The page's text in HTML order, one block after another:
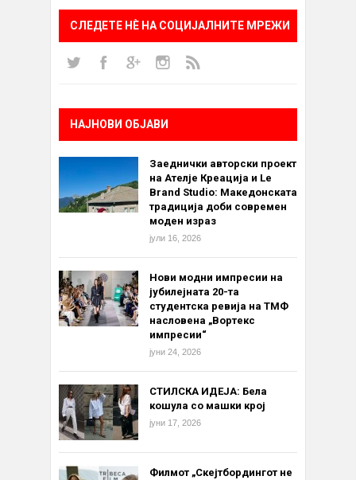
СЛЕДЕТЕ НÈ НА СОЦИЈАЛНИТЕ МРЕЖИ
НАЈНОВИ ОБЈАВИ
Заеднички авторски проект
на Ателје Креација и Le
Brand Studio: Македонската
традиција доби современ
моден израз
јули 16, 2026
Нови модни импресии на
јубилејната 20-та
студентска ревија на ТМФ
насловена „Вортекс
импресии“
јуни 24, 2026
СТИЛСКА ИДЕЈА: Бела
кошула со машки крој
јуни 17, 2026
Филмот „Скејтбордингот не